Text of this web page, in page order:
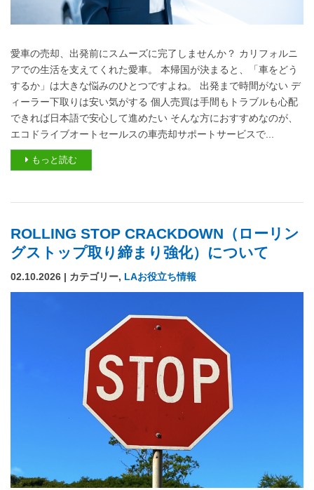
愛車の売却、出発前にスムーズに完了しませんか？ カリフォルニ
アでの生活を支えてくれた愛車。 本帰国が決まると、「車をどう
するか」は大きな悩みのひとつですよね。 出発まで時間がない デ
ィーラー下取りは安い気がする 個人売買は手間もトラブルも心配
できれば日本語で安心して進めたい そんな方におすすめなのが、
エコドライブオートセールスの車売却サポートサービスで...
もっと読む
ROLLING STOP CRACKDOWN（ローリン
グストップ取り締まり強化）について
02.10.2026 | カテゴリー, LAお役立ち情報